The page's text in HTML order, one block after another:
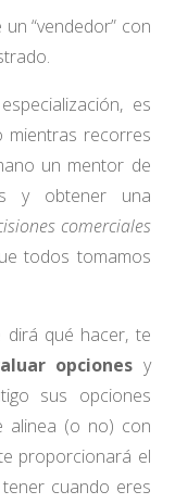
un “vendedor” con
es
mientras recorres
un mentor de
y obtener una
comerciales
todos tomamos
qué hacer, te
opciones y
sus opciones
alinea (o no) con
proporcionará el
cuando eres